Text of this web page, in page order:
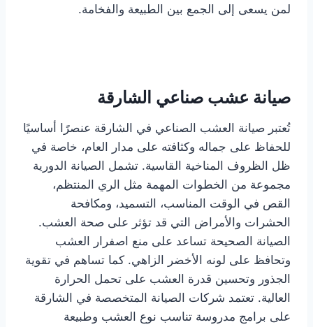
لمن يسعى إلى الجمع بين الطبيعة والفخامة.
صيانة عشب صناعي الشارقة
تُعتبر صيانة العشب الصناعي في الشارقة عنصرًا أساسيًا
للحفاظ على جماله وكثافته على مدار العام، خاصة في
ظل الظروف المناخية القاسية. تشمل الصيانة الدورية
مجموعة من الخطوات المهمة مثل الري المنتظم،
القص في الوقت المناسب، التسميد، ومكافحة
الحشرات والأمراض التي قد تؤثر على صحة العشب.
الصيانة الصحيحة تساعد على منع اصفرار العشب
وتحافظ على لونه الأخضر الزاهي. كما تساهم في تقوية
الجذور وتحسين قدرة العشب على تحمل الحرارة
العالية. تعتمد شركات الصيانة المتخصصة في الشارقة
على برامج مدروسة تناسب نوع العشب وطبيعة